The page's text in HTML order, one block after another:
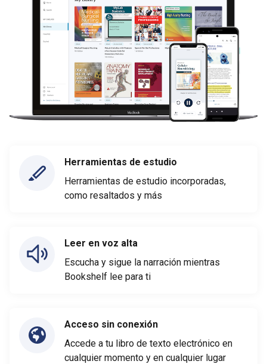
Herramientas de estudio
Herramientas de estudio incorporadas,
como resaltados y más
Leer en voz alta
Escucha y sigue la narración mientras
Bookshelf lee para ti
Acceso sin conexión
Accede a tu libro de texto electrónico en
cualquier momento y en cualquier lugar